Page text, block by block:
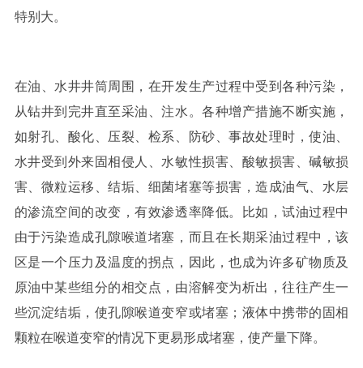
特别大。
在油、水井井筒周围，在开发生产过程中受到各种污染，
从钻井到完井直至采油、注水。各种增产措施不断实施，
如射孔、酸化、压裂、检系、防砂、事故处理时，使油、
水井受到外来固相侵人、水敏性损害、酸敏损害、碱敏损
害、微粒运移、结垢、细菌堵塞等损害，造成油气、水层
的渗流空间的改变，有效渗透率降低。比如，试油过程中
由于污染造成孔隙喉道堵塞，而且在长期采油过程中，该
区是一个压力及温度的拐点，因此，也成为许多矿物质及
原油中某些组分的相交点，由溶解变为析出，往往产生一
些沉淀结垢，使孔隙喉道变窄或堵塞；液体中携带的固相
颗粒在喉道变窄的情况下更易形成堵塞，使产量下降。